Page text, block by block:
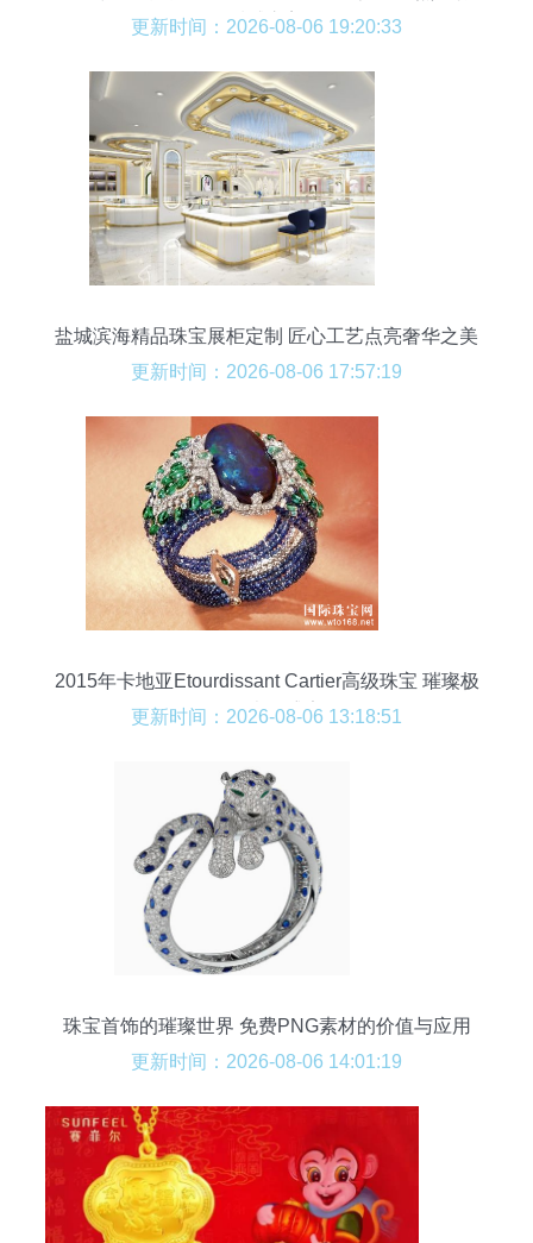
质感之美
更新时间：2026-08-06 19:20:33
盐城滨海精品珠宝展柜定制 匠心工艺点亮奢华之美
更新时间：2026-08-06 17:57:19
2015年卡地亚Etourdissant Cartier高级珠宝 璀璨极
致的光影盛宴
更新时间：2026-08-06 13:18:51
珠宝首饰的璀璨世界 免费PNG素材的价值与应用
更新时间：2026-08-06 14:01:19